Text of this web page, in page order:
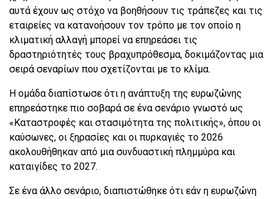
αυτά έχουν ως στόχο να βοηθήσουν τις τράπεζες και τις
εταιρείες να κατανοήσουν τον τρόπο με τον οποίο η
κλιματική αλλαγή μπορεί να επηρεάσει τις
δραστηριότητές τους βραχυπρόθεσμα, δοκιμάζοντας μια
σειρά σεναρίων που σχετίζονται με το κλίμα.
Η ομάδα διαπίστωσε ότι η ανάπτυξη της ευρωζώνης
επηρεάστηκε πιο σοβαρά σε ένα σενάριο γνωστό ως
«Καταστροφές και στασιμότητα της πολιτικής», όπου οι
καύσωνες, οι ξηρασίες και οι πυρκαγιές το 2026
ακολουθήθηκαν από μια συνδυαστική πλημμύρα και
καταιγίδες το 2027.
Σε ένα άλλο σενάριο, διαπιστώθηκε ότι εάν η ευρωζώνη